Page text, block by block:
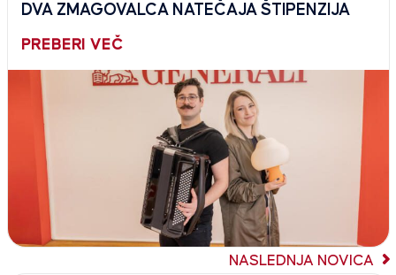
DVA ZMAGOVALCA NATEČAJA ŠTIPENZIJA
PREBERI VEČ
NASLEDNJA NOVICA